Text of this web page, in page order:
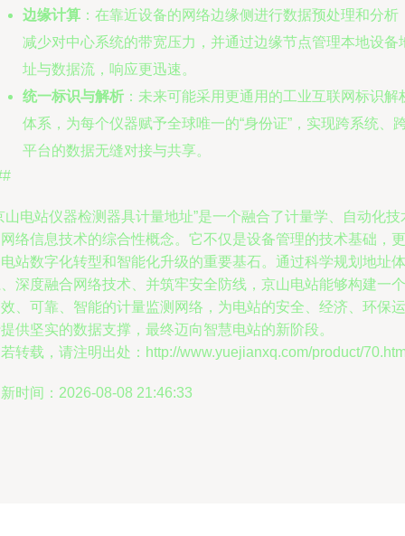
边缘计算 ：在靠近设备的网络边缘侧进行数据预处理和分析
减少对中心系统的带宽压力，并通过边缘节点管理本地设备
址与数据流，响应更迅速。
统一标识与解析 ：未来可能采用更通用的工业互联网标识解
体系，为每个仪器赋予全球唯一的“身份证”，实现跨系统、
平台的数据无缝对接与共享。
山电站仪器检测器具计量地址”是一个融合了计量学、自动化技
络信息技术的综合性概念。它不仅是设备管理的技术基础，更
站数字化转型和智能化升级的重要基石。通过科学规划地址体
深度融合网络技术、并筑牢安全防线，京山电站能够构建一个
、可靠、智能的计量监测网络，为电站的安全、经济、环保运
供坚实的数据支撑，最终迈向智慧电站的新阶段。
转载，请注明出处：http://www.yuejianxq.com/product/
时间：2026-08-08 21:46:33